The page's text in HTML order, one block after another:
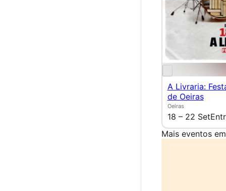
A Livraria:
de Oeiras
Oeiras
18 – 22 Set
Mais eventos